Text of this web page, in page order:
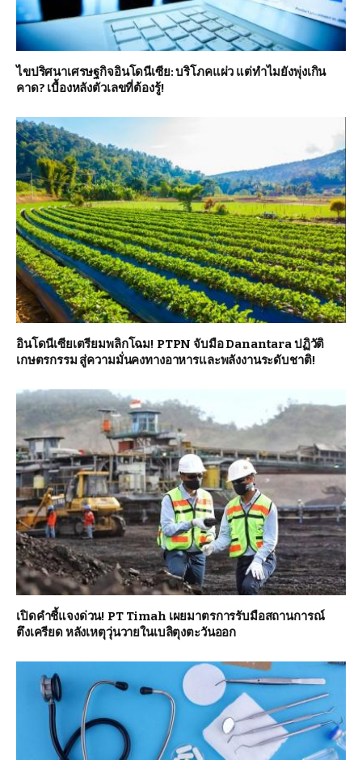
ไขปริศนาเศรษฐกิจอินโดนีเซีย: บริโภคแผ่ว แต่ทำไมยังพุ่งเกิน
คาด? เบื้องหลังตัวเลขที่ต้องรู้!
อินโดนีเซียเตรียมพลิกโฉม! PTPN จับมือ Danantara ปฏิวัติ
เกษตรกรรม สู่ความมั่นคงทางอาหารและพลังงานระดับชาติ!
เปิดคำชี้แจงด่วน! PT Timah เผยมาตรการรับมือสถานการณ์
ตึงเครียด หลังเหตุวุ่นวายในเบลิตุงตะวันออก